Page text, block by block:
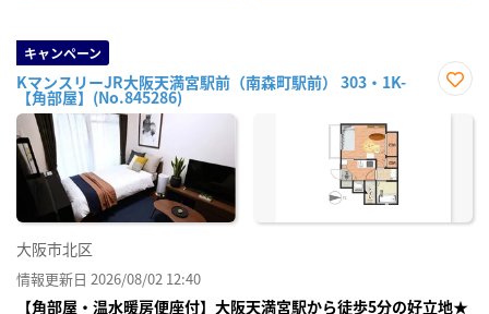
キャンペーン
KマンスリーJR大阪天満宮駅前（南森町駅前） 303・1K-
【角部屋】(No.845286)
に入
大阪市北区
情報更新日 2026/08/02 12:40
【角部屋・温水暖房便座付】大阪天満宮駅から徒歩5分の好立地★